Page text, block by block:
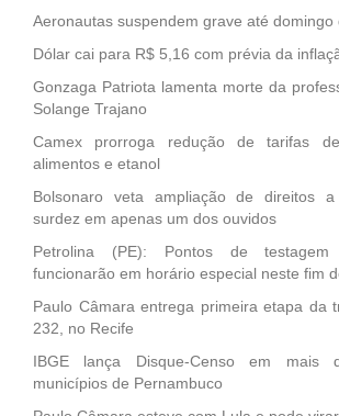
Aeronautas suspendem grave até domingo
Dólar cai para R$ 5,16 com prévia da
Gonzaga Patriota lamenta morte da
Solange Trajano
Camex prorroga redução de tarifas de
alimentos e etanol
Bolsonaro veta ampliação de direitos
surdez em apenas um dos ouvidos
Petrolina (PE): Pontos de testagem
funcionarão em horário especial neste fim
Paulo Câmara entrega primeira etapa da
232, no Recife
IBGE lança Disque-Censo em mais
municípios de Pernambuco